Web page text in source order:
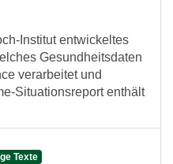
Institut entwickeltes
Gesundheitsdaten
verarbeitet und
Situationsreport enthält
Texte